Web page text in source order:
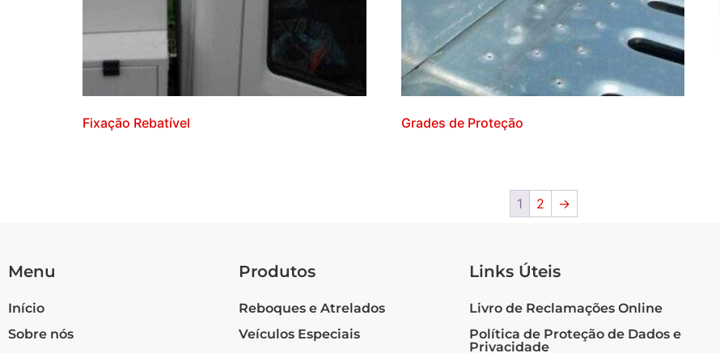
Fixação Rebatível Grades de Proteção
1 2 →
Menu
Início
Sobre nós
Produtos
Reboques e Atrelados
Veículos Especiais
Links Úteis
Livro de Reclamações Online
Política de Proteção de Dados e
Privacidade